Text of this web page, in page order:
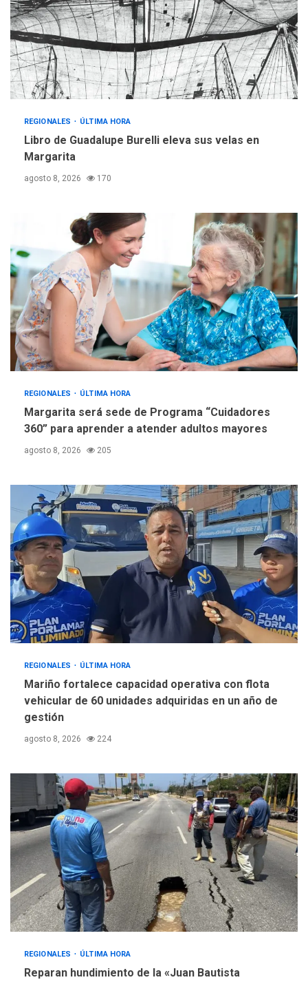
3
operativa con flota
vehicular de 60 unidades
adquiridas en un año de
gestión
4
REGIONALES ÚLTIMA HORA
«Juan Bautista Arismendi» a
la altura de Macho Muerto
trabajan en diplomado para
creación y manejo de
estadísticas de turismo
REGIONALES ÚLTIMA HORA
Libro de Guadalupe Burelli eleva sus velas en
Margarita
agosto 8, 2026 170
REGIONALES ÚLTIMA HORA
Margarita será sede de Programa “Cuidadores
360” para aprender a atender adultos mayores
agosto 8, 2026 205
REGIONALES ÚLTIMA HORA
Mariño fortalece capacidad operativa con flota
vehicular de 60 unidades adquiridas en un año de
gestión
agosto 8, 2026 224
REGIONALES ÚLTIMA HORA
Reparan hundimiento de la «Juan Bautista